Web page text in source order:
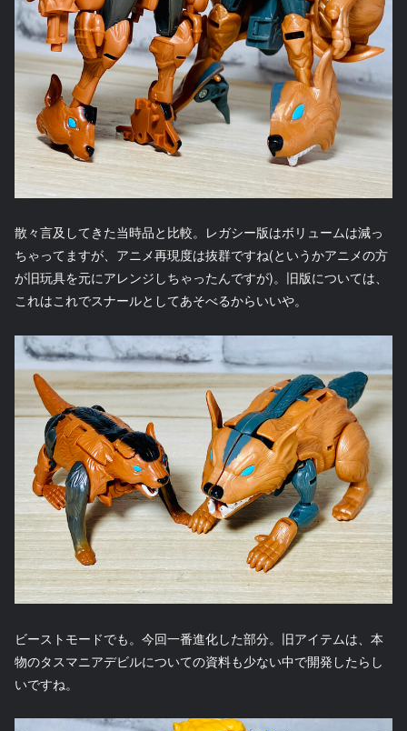
散々言及してきた当時品と比較。レガシー版はボリュームは減っ
ちゃってますが、アニメ再現度は抜群ですね(というかアニメの方
が旧玩具を元にアレンジしちゃったんですが)。旧版については、
これはこれでスナールとしてあそべるからいいや。
ビーストモードでも。今回一番進化した部分。旧アイテムは、本
物のタスマニアデビルについての資料も少ない中で開発したらし
いですね。